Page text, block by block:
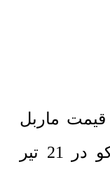
قیمت ماربل
شیت کد 1430 تاپکو در 21 تیر